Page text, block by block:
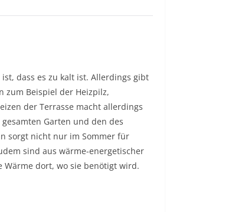
dass es zu kalt ist. Allerdings gibt
zum Beispiel der Heizpilz,
der Terrasse macht allerdings
Garten und den des
sorgt nicht nur im Sommer für
sind aus wärme-energetischer
Wärme dort, wo sie benötigt wird.